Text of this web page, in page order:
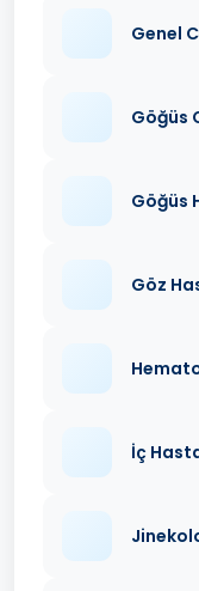
Genel
Göğüs
Göğüs
Göz
İç